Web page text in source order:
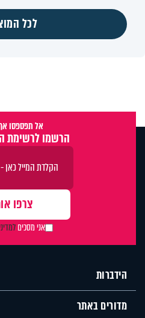
לכל
אל תפספסו
הרשמו לרשימת
אני מסכים
הידברות
מדורים באתר